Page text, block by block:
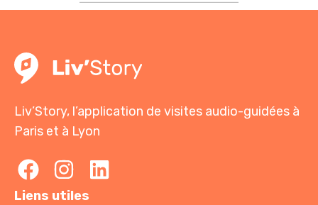
Liv’Story, l’application de visites audio-guidées à
Paris et à Lyon
Liens utiles